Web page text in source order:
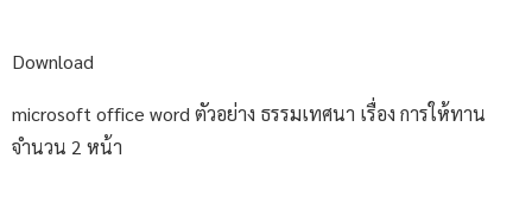
Download
microsoft office word ตัวอย่าง ธรรมเทศนา เรื่อง การให้ทาน
จำนวน 2 หน้า